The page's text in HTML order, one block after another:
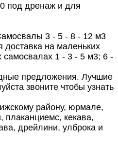
под дренаж и для
3 - 5 - 8 - 12 м3
доставка на маленьких
самосвалах 1 - 3 - 5 м3; 6 -
предложения. Лучшие
звоните чтобы узнать
району, юрмале,
плаканциемс, кекава,
дрейлини, улброка и